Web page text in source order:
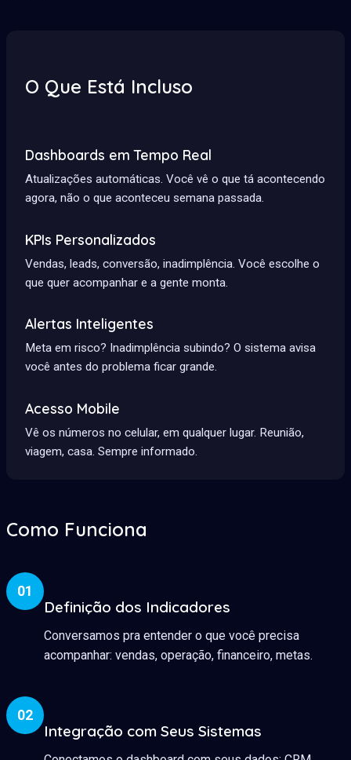
O Que Está Incluso
Dashboards em Tempo Real
Atualizações automáticas. Você vê o que tá acontecendo
agora, não o que aconteceu semana passada.
KPIs Personalizados
Vendas, leads, conversão, inadimplência. Você escolhe o
que quer acompanhar e a gente monta.
Alertas Inteligentes
Meta em risco? Inadimplência subindo? O sistema avisa
você antes do problema ficar grande.
Acesso Mobile
Vê os números no celular, em qualquer lugar. Reunião,
viagem, casa. Sempre informado.
Como Funciona
01
Definição dos Indicadores
Conversamos pra entender o que você precisa
acompanhar: vendas, operação, financeiro, metas.
02
Integração com Seus Sistemas